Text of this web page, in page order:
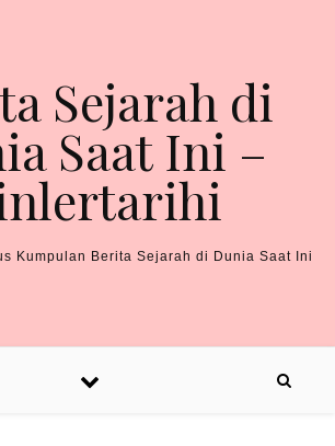
Sejarah di
Saat Ini –
Kumpulan Berita Sejarah di Dunia Saat Ini